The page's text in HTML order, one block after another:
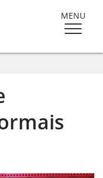
MENU